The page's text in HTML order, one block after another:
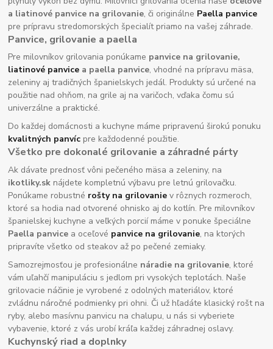
a liatinové panvice na grilovanie, či originálne Paella panvice
pre prípravu stredomorských špecialít priamo na vašej záhrade.
Panvice, grilovanie a paella
Pre milovníkov grilovania ponúkame panvice na grilovanie,
liatinové panvice a paella panvice, vhodné na prípravu mäsa,
zeleniny aj tradičných španielskych jedál. Produkty sú určené na
použitie nad ohňom, na grile aj na varičoch, vďaka čomu sú
univerzálne a praktické.
Do každej domácnosti a kuchyne máme pripravenú širokú ponuku
kvalitných panvíc pre každodenné použitie.
Všetko pre dokonalé grilovanie a záhradné párty
Ak dávate prednosť vôni pečeného mäsa a zeleniny, na
ikotliky.sk nájdete kompletnú výbavu pre letnú grilovačku.
Ponúkame robustné rošty na grilovanie v rôznych rozmeroch,
ktoré sa hodia nad otvorené ohnisko aj do kotlín. Pre milovníkov
španielskej kuchyne a veľkých porcií máme v ponuke špeciálne
Paella panvice a oceľové panvice na grilovanie, na ktorých
pripravíte všetko od steakov až po pečené zemiaky.
Samozrejmosťou je profesionálne náradie na grilovanie, ktoré
vám uľahčí manipuláciu s jedlom pri vysokých teplotách. Naše
grilovacie náčinie je vyrobené z odolných materiálov, ktoré
zvládnu náročné podmienky pri ohni. Či už hľadáte klasický rošt na
ryby, alebo masívnu panvicu na chalupu, u nás si vyberiete
vybavenie, ktoré z vás urobí kráľa každej záhradnej oslavy.
Kuchynský riad a doplnky